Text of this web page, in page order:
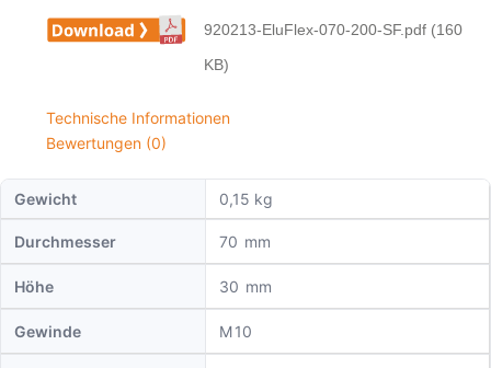
920213-EluFlex-070-200-SF.pdf (160
KB)
Technische Informationen
Bewertungen (0)
Gewicht 0,15 kg
Durchmesser 70
Höhe 30
Gewinde 10